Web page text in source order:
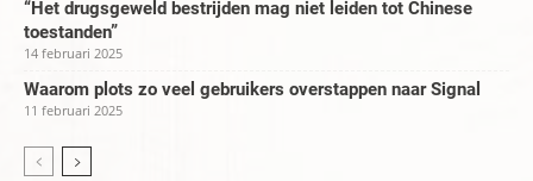
“Het drugsgeweld bestrijden mag niet leiden tot Chinese
toestanden”
14 februari 2025
Waarom plots zo veel gebruikers overstappen naar Signal
11 februari 2025